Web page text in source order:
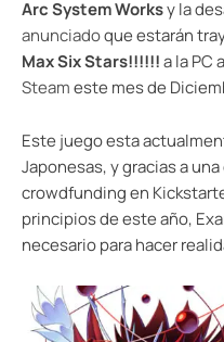
Arc System Worksy la
anunciadoque estarán
Max Six Stars!!!!!!a la PC
Steameste mes de
Este juego esta
Japonesas, y gracias a
crowdfunding en
principios de este año,
necesario para hacer